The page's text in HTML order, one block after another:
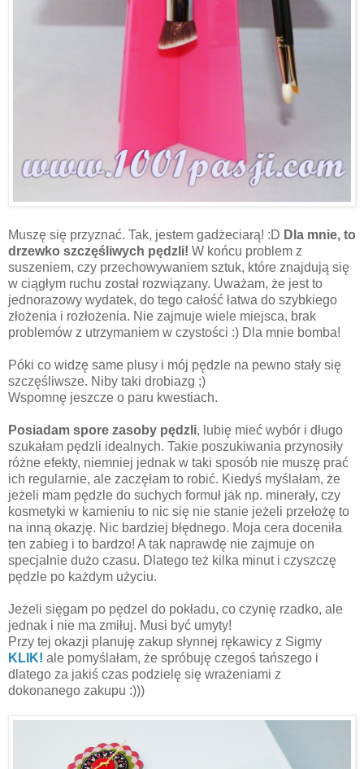
Muszę się przyznać. Tak, jestem gadżeciarą! :D Dla mnie, to
drzewko szczęśliwych pędzli! W końcu problem z
suszeniem, czy przechowywaniem sztuk, które znajdują się
w ciągłym ruchu został rozwiązany. Uważam, że jest to
jednorazowy wydatek, do tego całość łatwa do szybkiego
złożenia i rozłożenia. Nie zajmuje wiele miejsca, brak
problemów z utrzymaniem w czystości :) Dla mnie bomba!
Póki co widzę same plusy i mój pędzle na pewno stały się
szczęśliwsze. Niby taki drobiazg ;)
Wspomnę jeszcze o paru kwestiach.
Posiadam spore zasoby pędzli, lubię mieć wybór i długo
szukałam pędzli idealnych. Takie poszukiwania przynosiły
różne efekty, niemniej jednak w taki sposób nie muszę prać
ich regularnie, ale zaczęłam to robić. Kiedyś myślałam, że
jeżeli mam pędzle do suchych formuł jak np. minerały, czy
kosmetyki w kamieniu to nic się nie stanie jeżeli przełożę to
na inną okazję. Nic bardziej błędnego. Moja cera doceniła
ten zabieg i to bardzo! A tak naprawdę nie zajmuje on
specjalnie dużo czasu. Dlatego też kilka minut i czyszczę
pędzle po każdym użyciu.
Jeżeli sięgam po pędzel do pokładu, co czynię rzadko, ale
jednak i nie ma zmiłuj. Musi być umyty!
Przy tej okazji planuję zakup słynnej rękawicy z Sigmy
KLIK! ale pomyślałam, że spróbuję czegoś tańszego i
dlatego za jakiś czas podzielę się wrażeniami z
dokonanego zakupu :)))